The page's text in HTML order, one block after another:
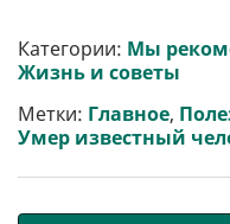
р
и
т
b
o
o
t
e
r
l
Категории: Мы
Жизнь и советы
Метки: Главное,
Умер известный